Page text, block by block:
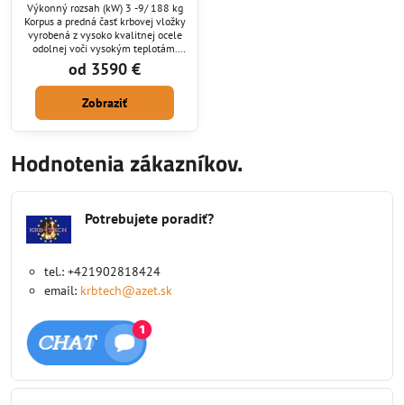
Výkonný rozsah (kW) 3 -9/ 188 kg
Korpus a predná časť krbovej vložky
vyrobená z vysoko kvalitnej ocele
odolnej voči vysokým teplotám.
Účinné spaľovanie, vyššia teplota v
spaľovacej komore a dlhší
akumulácie teploty v ohnisku
vďaka obloženie z Acumotte.
Dohorenie nespálených častíc
vďaka deflektoru, ktorý predlžuje
vzduchu v štandardnej výbave s
priemerom 125 mm....
od 3590 €
Zobraziť
Hodnotenia zákazníkov.
Potrebujete poradiť?
tel.: +421902818424
email: krbtech@azet.sk